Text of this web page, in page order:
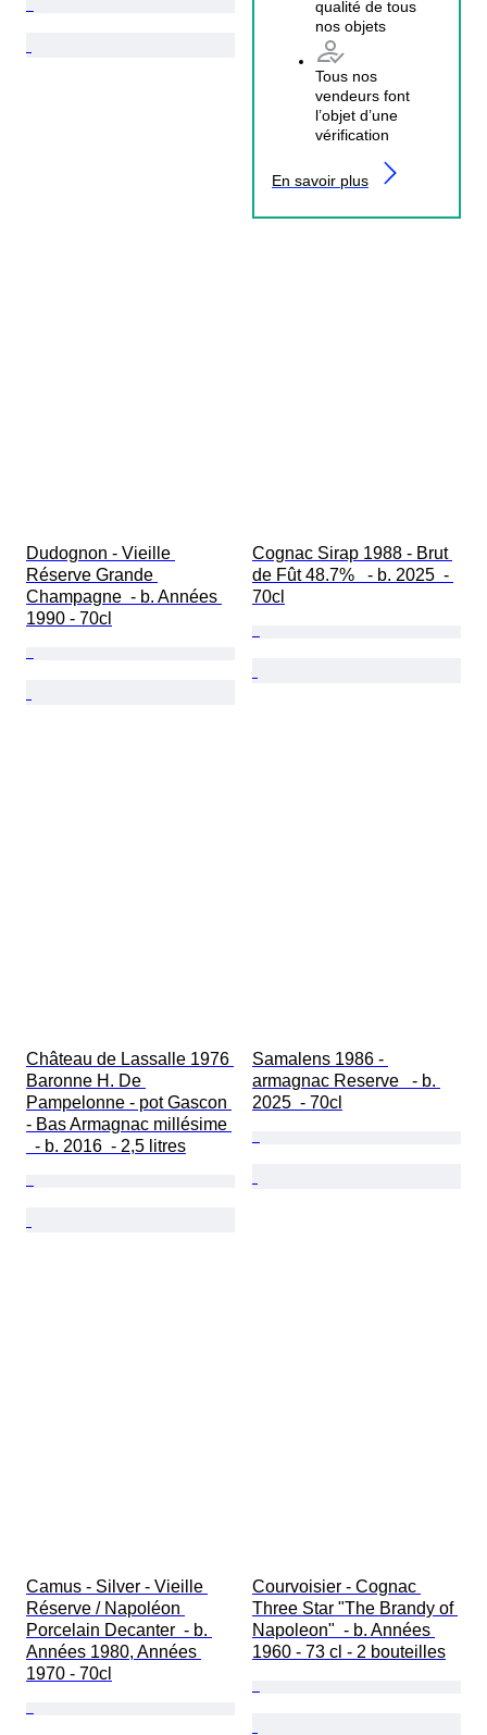
qualité de tous
nos objets
Tous nos
vendeurs font
l’objet d’une
vérification
En savoir plus
Dudognon - Vieille
Réserve Grande
Champagne  - b. Années
1990 - 70cl
Cognac Sirap 1988 - Brut
de Fût 48.7%   - b. 2025  -
70cl
Château de Lassalle 1976
Baronne H. De
Pampelonne - pot Gascon
- Bas Armagnac millésime
  - b. 2016  - 2,5 litres
Samalens 1986 -
armagnac Reserve   - b.
2025  - 70cl
Camus - Silver - Vieille
Réserve / Napoléon
Porcelain Decanter  - b.
Années 1980, Années
1970 - 70cl
Courvoisier - Cognac
Three Star "The Brandy of
Napoleon"  - b. Années
1960 - 73 cl - 2 bouteilles